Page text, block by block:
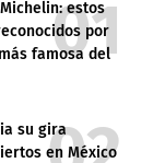
estos
por
famosa del
su gira
en México